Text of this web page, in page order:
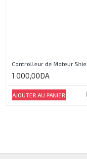
1 000,00DA
AJOUTER AU PANIER